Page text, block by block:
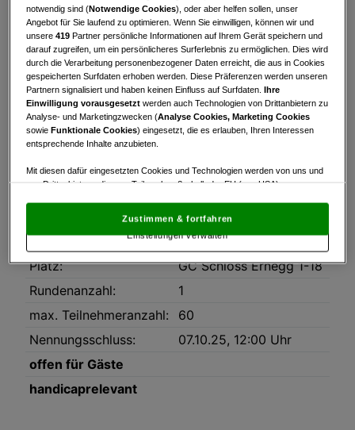
Golfclub Schloss Ernegg
Turnierinfo
Startzeiten Bruttowertung
Nettowertung Statistik
Turnierinfo
Downloads
Stableford
54
Platz:
GC Schloss Ernegg 1-18
Rundenanzahl:
1
max. Teilnehmeranzahl:
60
Nennungsschluss:
07.10.25, 12:00 Uhr
offen für Gäste
handicaprelevant
notwendig sind (Notwendige Cookies), oder aber helfen sollen, unser
Angebot für Sie laufend zu optimieren. Wenn Sie einwilligen, können wir und
unsere419 Partner persönliche Informationen auf Ihrem Gerät speichern und
darauf zugreifen, um ein persönlicheres Surferlebnis zu ermöglichen. Dies wird
durch die Verarbeitung personenbezogener Daten erreicht, die aus in Cookies
gespeicherten Surfdaten erhoben werden. Diese Präferenzen werden unseren
Partnern signalisiert und haben keinen Einfluss auf Surfdaten.Ihre
Einwilligung vorausgesetzt werden auch Technologien von Drittanbietern zu
Analyse- und Marketingzwecken (Analyse Cookies, Marketing Cookies
sowieFunktionale Cookies) eingesetzt, die es erlauben, Ihren Interessen
entsprechende Inhalte anzubieten.
Mit diesen dafür eingesetzten Cookies und Technologien werden von uns und
von Drittanbietern, die zum Teil auch außerhalb der EU (u.a. USA)
angemessenes Datenschutzniveau bescheinigt.Es besteht insbesondere
das Risiko, dass Ihre Daten dem Zugriff durch US-Behörden zu Kontroll- und
Überwachungszwecken unterliegen und dagegen keine wirksamen
Rechtsbehelfe zur Verfügung stehen.
Mit Klick auf „Zustimmen & fortfahren“ willigen Sie in die Verwendung
In den Einstellungen können Sie jederzeit Ihre Präferenzen verwalten und
Interessen einlegen. Klicken Sie dazu auf „Cookie Einstellungen“, die sich auf
jeder Seite unten im Footer befinden.
Einstellungen verwalten
Zustimmen & fortfahren